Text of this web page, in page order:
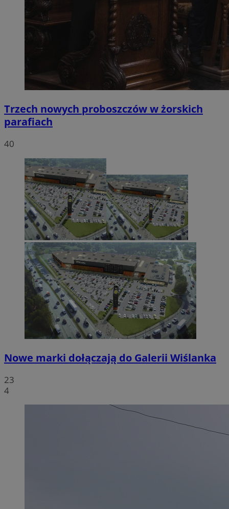
Trzech nowych proboszczów w żorskich
parafiach
40
Nowe marki dołączają do Galerii Wiślanka
23
4